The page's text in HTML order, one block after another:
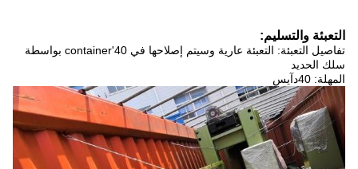
التعبئة والتسليم:
تفاصيل التعبئة: التعبئة عارية وسيتم إصلاحها في 40'container بواسطة
سلك الحديد
المهلة: 40
دآيس